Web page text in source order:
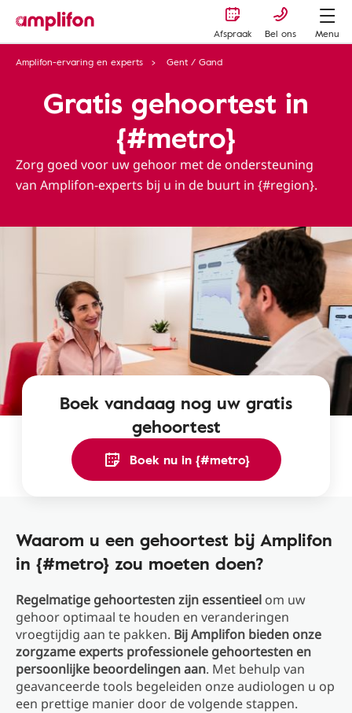
Afspraak Bel ons
Menu
Amplifon-ervaring en experts
Gent / Gand
Gratis gehoortest in
{#metro}
Zorg goed voor uw gehoor met de ondersteuning
van Amplifon-experts bij u in de buurt in {#region}.
Boek vandaag nog uw gratis
gehoortest
Boek nu in {#metro}
Waarom u een gehoortest bij Amplifon
in {#metro} zou moeten doen?
Regelmatige gehoortesten zijn essentieel om uw
gehoor optimaal te houden en veranderingen
vroegtijdig aan te pakken. Bij Amplifon bieden onze
zorgzame experts professionele gehoortesten en
persoonlijke beoordelingen aan. Met behulp van
geavanceerde tools begeleiden onze audiologen u op
een prettige manier door de volgende stappen.